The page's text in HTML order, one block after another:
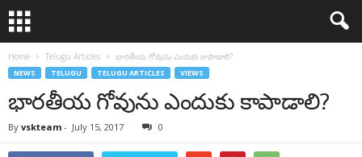
Home Telugu Articles భారతీయ గోవును ఎందుకు కాపాడాలి?
NEWS TELUGU TELUGU ARTICLES VIEWS
భారతీయ గోవును ఎందుకు కాపాడాలి?
By vskteam - July 15, 2017 0